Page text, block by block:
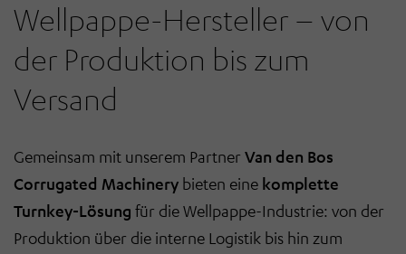
Wellpappe-Hersteller – von
der Produktion bis zum
Versand
Gemeinsam mit unserem Partner Van den Bos
Corrugated Machinery bieten eine komplette
Turnkey-Lösung für die Wellpappe-Industrie: von der
Produktion über die interne Logistik bis hin zum